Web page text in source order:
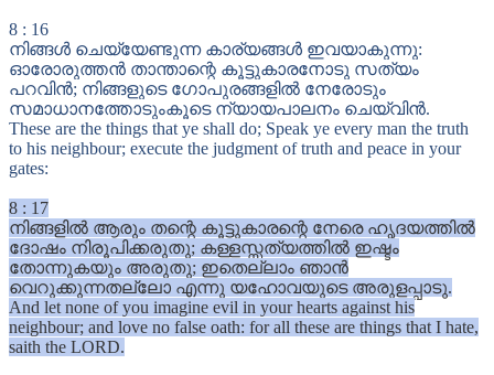
8 : 16
നിങ്ങൾ ചെയ്യേണ്ടുന്ന കാര്യങ്ങൾ ഇവയാകുന്നു:
ഓരോരുത്തൻ താന്താന്റെ കൂട്ടുകാരനോടു സത്യം
പറവിൻ; നിങ്ങളുടെ ഗോപുരങ്ങളിൽ നേരോടും
സമാധാനത്തോടുംകൂടെ ന്യായപാലനം ചെയ്‍വിൻ.
These are the things that ye shall do; Speak ye every man the truth
to his neighbour; execute the judgment of truth and peace in your
gates:
8 : 17
നിങ്ങളിൽ ആരും തന്റെ കൂട്ടുകാരന്റെ നേരെ ഹൃദയത്തിൽ
ദോഷം നിരൂപിക്കരുതു; കള്ളസ്സത്യത്തിൽ ഇഷ്ടം
തോന്നുകയും അരുതു; ഇതെല്ലാം ഞാൻ
വെറുക്കുന്നതല്ലോ എന്നു യഹോവയുടെ അരുളപ്പാടു.
And let none of you imagine evil in your hearts against his
neighbour; and love no false oath: for all these are things that I hate,
saith the LORD.